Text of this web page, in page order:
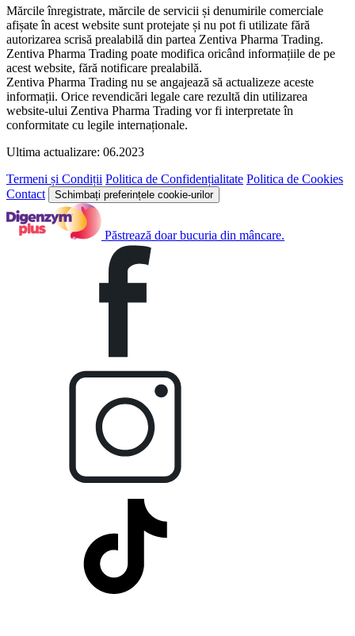
Mărcile înregistrate, mărcile de servicii și denumirile comerciale
afișate în acest website sunt protejate și nu pot fi utilizate fără
autorizarea scrisă prealabilă din partea Zentiva Pharma Trading.
Zentiva Pharma Trading poate modifica oricând informațiile de pe
acest website, fără notificare prealabilă.
Zentiva Pharma Trading nu se angajează să actualizeze aceste
informații. Orice revendicări legale care rezultă din utilizarea
website-ului Zentiva Pharma Trading vor fi interpretate în
conformitate cu legile internaționale.
Ultima actualizare: 06.2023
Termeni și Condiții Politica de Confidențialitate Politica de Cookies
Contact
Schimbați preferințele cookie-urilor
Păstrează doar bucuria din mâncare.